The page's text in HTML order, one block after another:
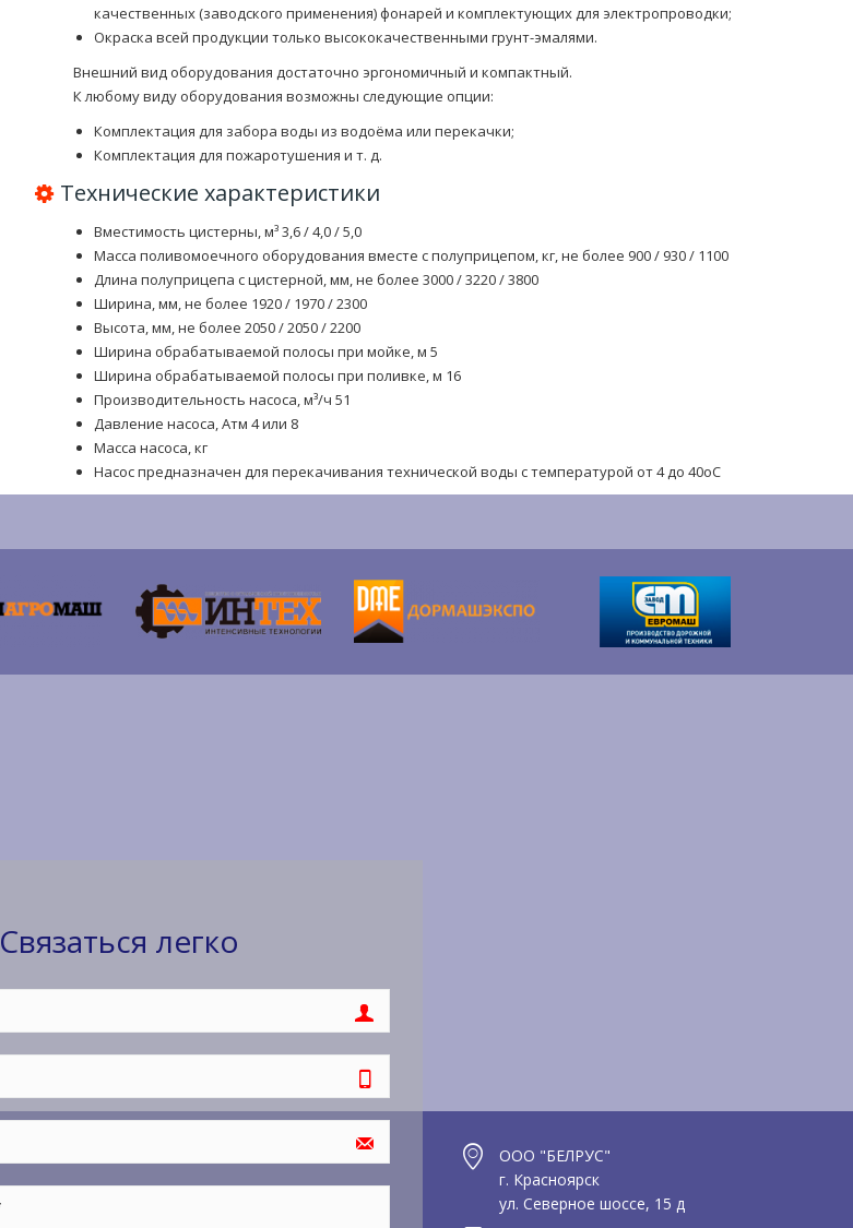
качественных (заводского применения) фонарей и комплектующих для электропроводки;
Окраска всей продукции только высококачественными грунт-эмалями.
Внешний вид оборудования достаточно эргономичный и компактный.
К любому виду оборудования возможны следующие опции:
Комплектация для забора воды из водоёма или перекачки;
Комплектация для пожаротушения и т. д.
Технические характеристики
Вместимость цистерны, м³ 3,6 / 4,0 / 5,0
Масса поливомоечного оборудования вместе с полуприцепом, кг, не более 900 / 930 / 1100
Длина полуприцепа с цистерной, мм, не более 3000 / 3220 / 3800
Ширина, мм, не более 1920 / 1970 / 2300
Высота, мм, не более 2050 / 2050 / 2200
Ширина обрабатываемой полосы при мойке, м 5
Ширина обрабатываемой полосы при поливке, м 16
Производительность насоса, м³/ч 51
Давление насоса, Атм 4 или 8
Масса насоса, кг
Насос предназначен для перекачивания технической воды с температурой от 4 до 40оС
Связаться легко
ООО "БЕЛРУС"
г. Красноярск
ул. Северное шоссе, 15 д